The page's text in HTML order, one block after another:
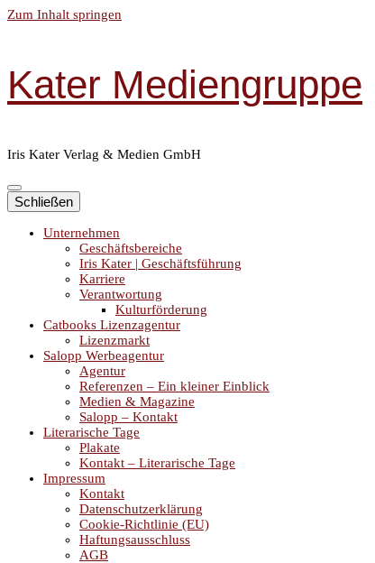
Zum Inhalt springen
Kater Mediengruppe
Iris Kater Verlag & Medien GmbH
Schließen
Unternehmen
Geschäftsbereiche
Iris Kater | Geschäftsführung
Karriere
Verantwortung
Kulturförderung
Catbooks Lizenzagentur
Lizenzmarkt
Salopp Werbeagentur
Agentur
Referenzen – Ein kleiner Einblick
Medien & Magazine
Salopp – Kontakt
Literarische Tage
Plakate
Kontakt – Literarische Tage
Impressum
Kontakt
Datenschutzerklärung
Cookie-Richtlinie (EU)
Haftungsausschluss
AGB